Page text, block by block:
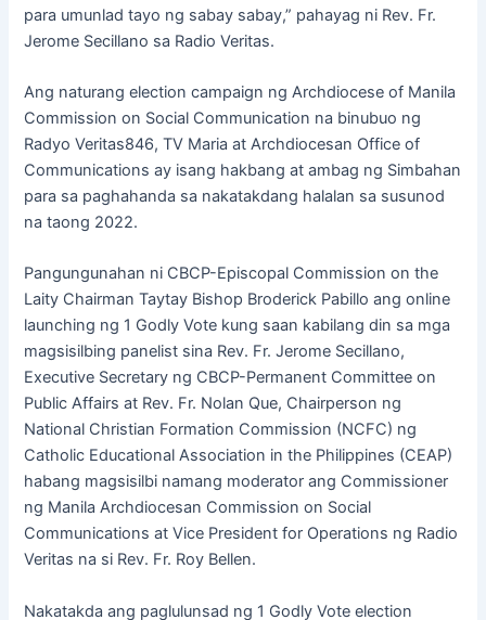
para umunlad tayo ng sabay sabay,” pahayag ni Rev. Fr.
Jerome Secillano sa Radio Veritas.
Ang naturang election campaign ng Archdiocese of Manila
Commission on Social Communication na binubuo ng
Radyo Veritas846, TV Maria at Archdiocesan Office of
Communications ay isang hakbang at ambag ng Simbahan
para sa paghahanda sa nakatakdang halalan sa susunod
na taong 2022.
Pangungunahan ni CBCP-Episcopal Commission on the
Laity Chairman Taytay Bishop Broderick Pabillo ang online
launching ng 1 Godly Vote kung saan kabilang din sa mga
magsisilbing panelist sina Rev. Fr. Jerome Secillano,
Executive Secretary ng CBCP-Permanent Committee on
Public Affairs at Rev. Fr. Nolan Que, Chairperson ng
National Christian Formation Commission (NCFC) ng
Catholic Educational Association in the Philippines (CEAP)
habang magsisilbi namang moderator ang Commissioner
ng Manila Archdiocesan Commission on Social
Communications at Vice President for Operations ng Radio
Veritas na si Rev. Fr. Roy Bellen.
Nakatakda ang paglulunsad ng 1 Godly Vote election